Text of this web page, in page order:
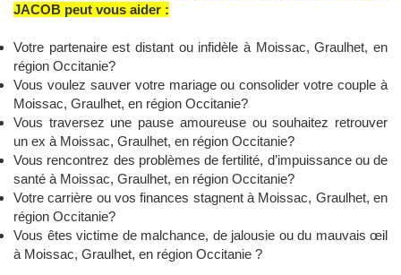
JACOB peut vous aider :
Votre partenaire est distant ou infidèle à Moissac, Graulhet, en
région Occitanie?
Vous voulez sauver votre mariage ou consolider votre couple à
Moissac, Graulhet, en région Occitanie?
Vous traversez une pause amoureuse ou souhaitez retrouver
un ex à Moissac, Graulhet, en région Occitanie?
Vous rencontrez des problèmes de fertilité, d’impuissance ou de
santé à Moissac, Graulhet, en région Occitanie?
Votre carrière ou vos finances stagnent à Moissac, Graulhet, en
région Occitanie?
Vous êtes victime de malchance, de jalousie ou du mauvais œil
à Moissac, Graulhet, en région Occitanie ?